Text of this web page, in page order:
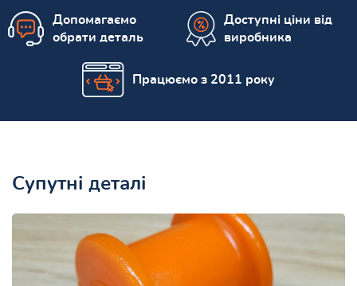
Допомагаємо
обрати деталь
Доступні ціни від
виробника
Працюємо з 2011 року
Супутні деталі